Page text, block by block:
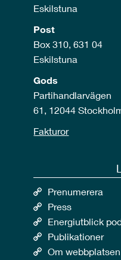
Eskilstuna
Post
Box 310, 631 04
Eskilstuna
Gods
Partihandlarvägen
61, 12044
Fakturor
Prenumerera
Press
Energiutblick
Publikationer
Om webbplatsen